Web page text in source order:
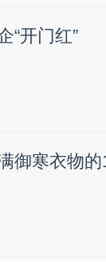
“开门红”
御寒衣物